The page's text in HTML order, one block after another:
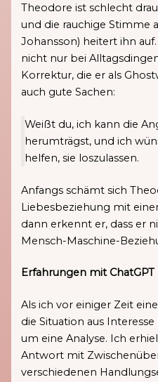
Theodore ist schlecht
und die rauchige Stimme
Johansson) heitert ihn
nicht nur bei
Korrektur, die er als
auch gute Sachen:
Weißt du, ich kann die
herumträgst, und ich
helfen, sie loszulassen.
Anfangs schämt sich
Liebesbeziehung mit
dann erkennt er, dass er
Mensch-Maschine-
Erfahrungen mit ChatGPT
Als ich vor einiger Zeit
die Situation aus
um eine Analyse. Ich
Antwort mit
verschiedenen